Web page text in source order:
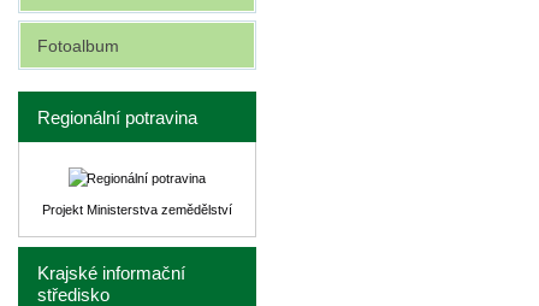
Fotoalbum
Regionální potravina
Projekt Ministerstva zemědělství
Krajské informační
středisko